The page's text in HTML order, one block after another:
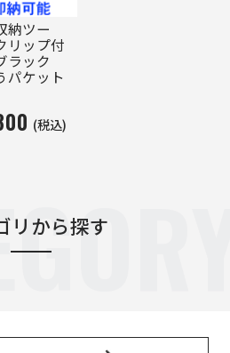
納ツー
ップ付
ック
パケット
(税込)
リから探す